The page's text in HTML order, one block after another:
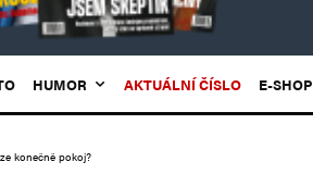
HUMOR AKTUÁLNÍ ČÍSLO E-SHOP
konečně pokoj?